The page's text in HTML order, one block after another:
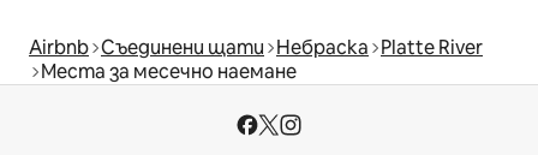
Airbnb Съединени щати Небраска Platte River
Места за месечно наемане